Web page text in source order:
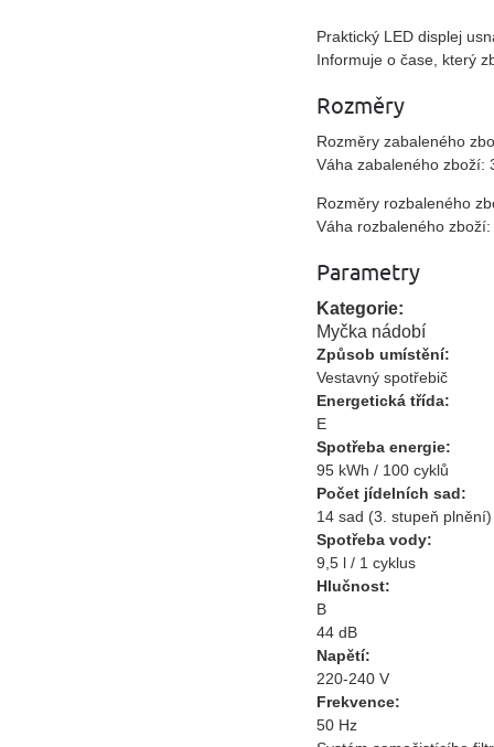
Praktický LED displej
Informuje o čase, který
Rozměry
Rozměry zabaleného
Váha zabaleného zboží:
Rozměry rozbaleného
Váha rozbaleného
Parametry
Kategorie:
Myčka nádobí
Způsob umístění:
Vestavný spotřebič
Energetická třída:
E
Spotřeba energie:
95 kWh / 100 cyklů
Počet jídelních sad:
14 sad (3. stupeň plnění)
Spotřeba vody:
9,5 l / 1 cyklus
Hlučnost:
B
44 dB
Napětí:
220-240 V
Frekvence:
50 Hz